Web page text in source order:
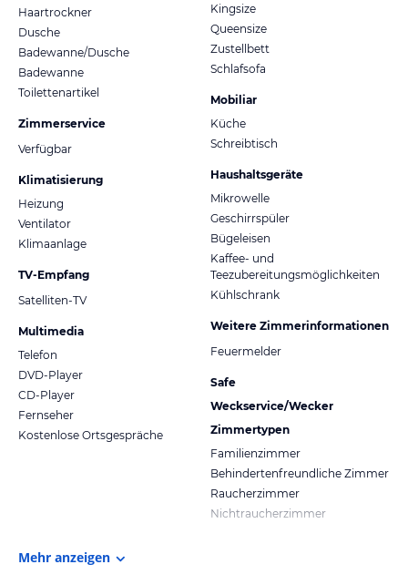
Haartrockner
Dusche
Badewanne/Dusche
Badewanne
Toilettenartikel
Zimmerservice
Verfügbar
Klimatisierung
Heizung
Ventilator
Klimaanlage
TV-Empfang
Satelliten-TV
Multimedia
Telefon
DVD-Player
CD-Player
Fernseher
Kostenlose Ortsgespräche
Kingsize
Queensize
Zustellbett
Schlafsofa
Mobiliar
Küche
Schreibtisch
Haushaltsgeräte
Mikrowelle
Geschirrspüler
Bügeleisen
Kaffee- und
Teezubereitungsmöglichkeiten
Kühlschrank
Weitere Zimmerinformationen
Feuermelder
Safe
Weckservice/Wecker
Zimmertypen
Familienzimmer
Behindertenfreundliche Zimmer
Raucherzimmer
Nichtraucherzimmer
Mehr anzeigen